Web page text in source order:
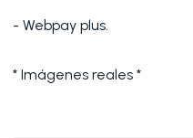
- Webpay plus.
* Imágenes reales *